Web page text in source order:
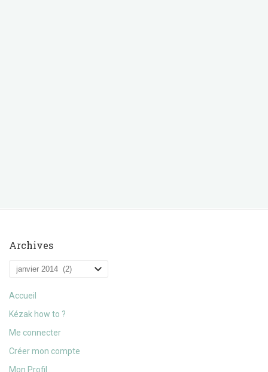
Archives
Archives
Accueil
Kézak how to ?
Me connecter
Créer mon compte
Mon Profil